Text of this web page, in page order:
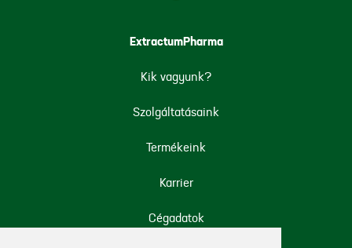
ExtractumPharma
Kik vagyunk?
Szolgáltatásaink
Termékeink
Karrier
Cégadatok